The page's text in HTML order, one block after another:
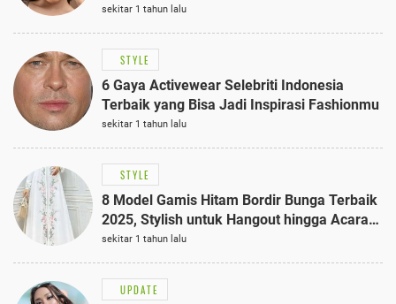
sekitar 1 tahun lalu
STYLE
6 Gaya Activewear Selebriti Indonesia
Terbaik yang Bisa Jadi Inspirasi Fashionmu
sekitar 1 tahun lalu
STYLE
8 Model Gamis Hitam Bordir Bunga Terbaik
2025, Stylish untuk Hangout hingga Acara
Semi-Formal
sekitar 1 tahun lalu
UPDATE